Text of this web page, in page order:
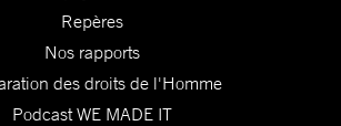
Repères
Nos rapports
des droits de l'Homme
Podcast WE MADE IT